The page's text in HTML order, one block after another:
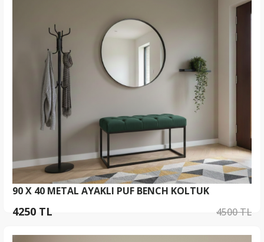
90 X 40 METAL AYAKLI PUF BENCH KOLTUK
4500 TL
4250 TL